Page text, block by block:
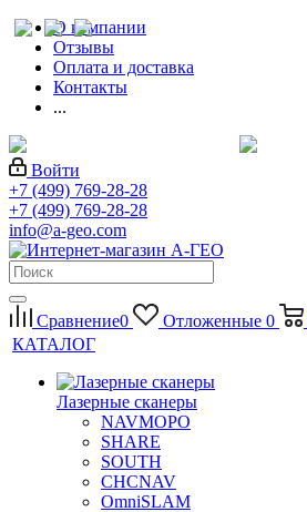
О компании
Отзывы
Оплата и доставка
Контакты
...
Войти
+7 (499) 769-28-28
+7 (499) 769-28-28
info@a-geo.com
Сравнение0 Отложенные 0
КАТАЛОГ
Лазерные сканеры
NAVMOPO
SHARE
SOUTH
CHCNAV
OmniSLAM